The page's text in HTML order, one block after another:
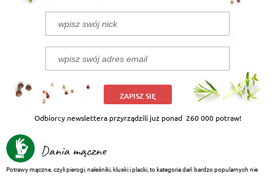
ZAPISZ SIĘ
Odbiorcy newslettera przyrządzili już ponad 260 000 potraw!
Dania mączne
Potrawy mączne, czyli pierogi, naleśniki, kluski i placki, to kategoria dań bardzo popularnych nie